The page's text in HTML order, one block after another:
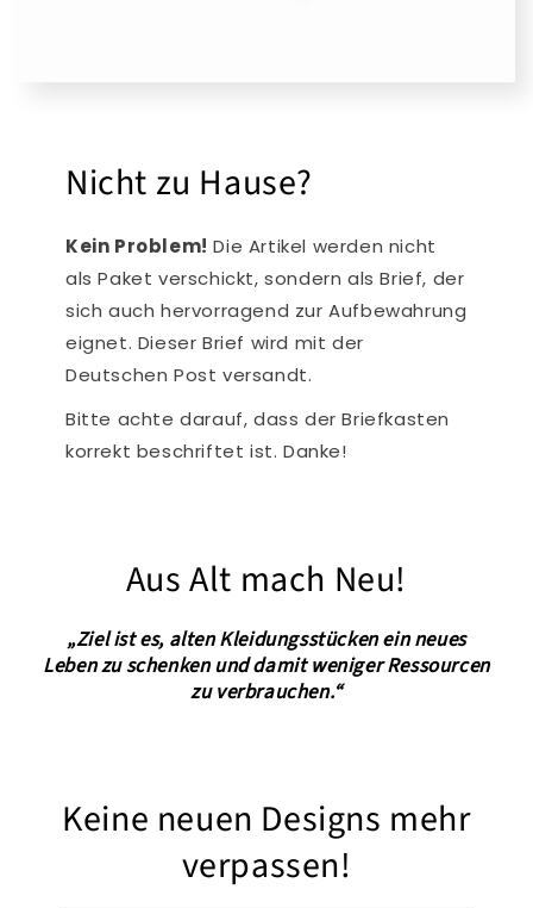
Nicht zu Hause?
Kein Problem! Die Artikel werden nicht
als Paket verschickt, sondern als Brief, der
sich auch hervorragend zur Aufbewahrung
eignet. Dieser Brief wird mit der
Deutschen Post versandt.
Bitte achte darauf, dass der Briefkasten
korrekt beschriftet ist. Danke!
Aus Alt mach Neu!
„Ziel ist es, alten Kleidungsstücken ein neues
Leben zu schenken und damit weniger Ressourcen
zu verbrauchen.“
Keine neuen Designs mehr
verpassen!